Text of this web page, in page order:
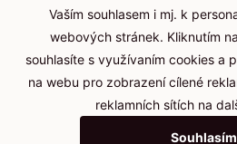
info@jma-
Důležité
Ochrana
Cookies
Vaším souhlasem i mj. k
webových stránek. Kliknutím
souhlasíte s využívaním cookies a
na webu pro zobrazení cílené
reklamních sítích na
Souhlasím